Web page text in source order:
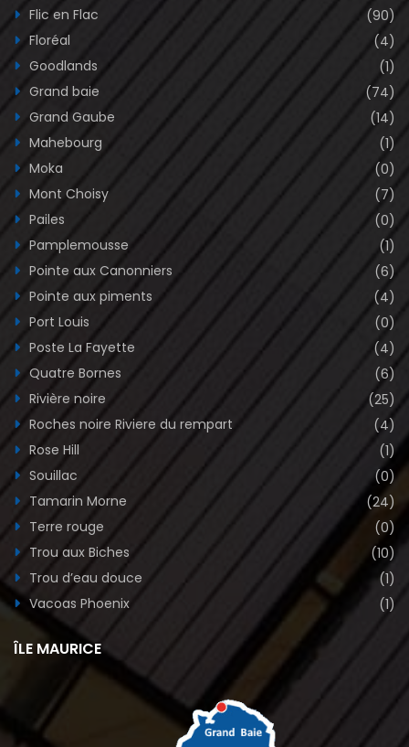
Flic en Flac
(90)
Floréal
(4)
Goodlands
(1)
Grand baie
(74)
Grand Gaube
(14)
Mahebourg
(1)
Moka
(0)
Mont Choisy
(7)
Pailes
(0)
Pamplemousse
(1)
Pointe aux Canonniers
(6)
Pointe aux piments
(4)
Port Louis
(0)
Poste La Fayette
(4)
Quatre Bornes
(6)
Rivière noire
(25)
Roches noire Riviere du rempart
(4)
Rose Hill
(1)
Souillac
(0)
Tamarin Morne
(24)
Terre rouge
(0)
Trou aux Biches
(10)
Trou d’eau douce
(1)
Vacoas Phoenix
(1)
ÎLE MAURICE